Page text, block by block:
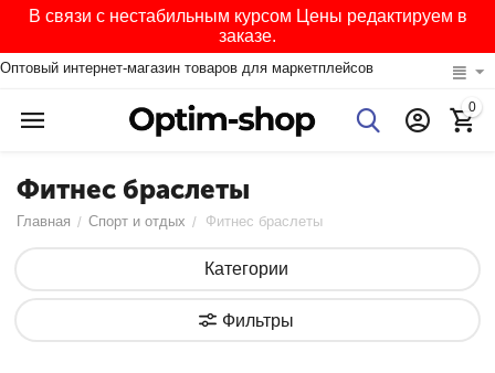
В связи с нестабильным курсом Цены редактируем в
заказе.
Оптовый интернет-магазин товаров для маркетплейсов
0
Фитнес браслеты
Главная / Спорт и отдых / Фитнес браслеты
Категории
Фильтры